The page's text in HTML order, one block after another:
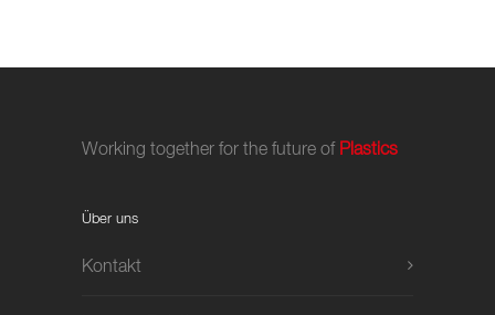
Working together for the future of Plastics
Über uns
Kontakt